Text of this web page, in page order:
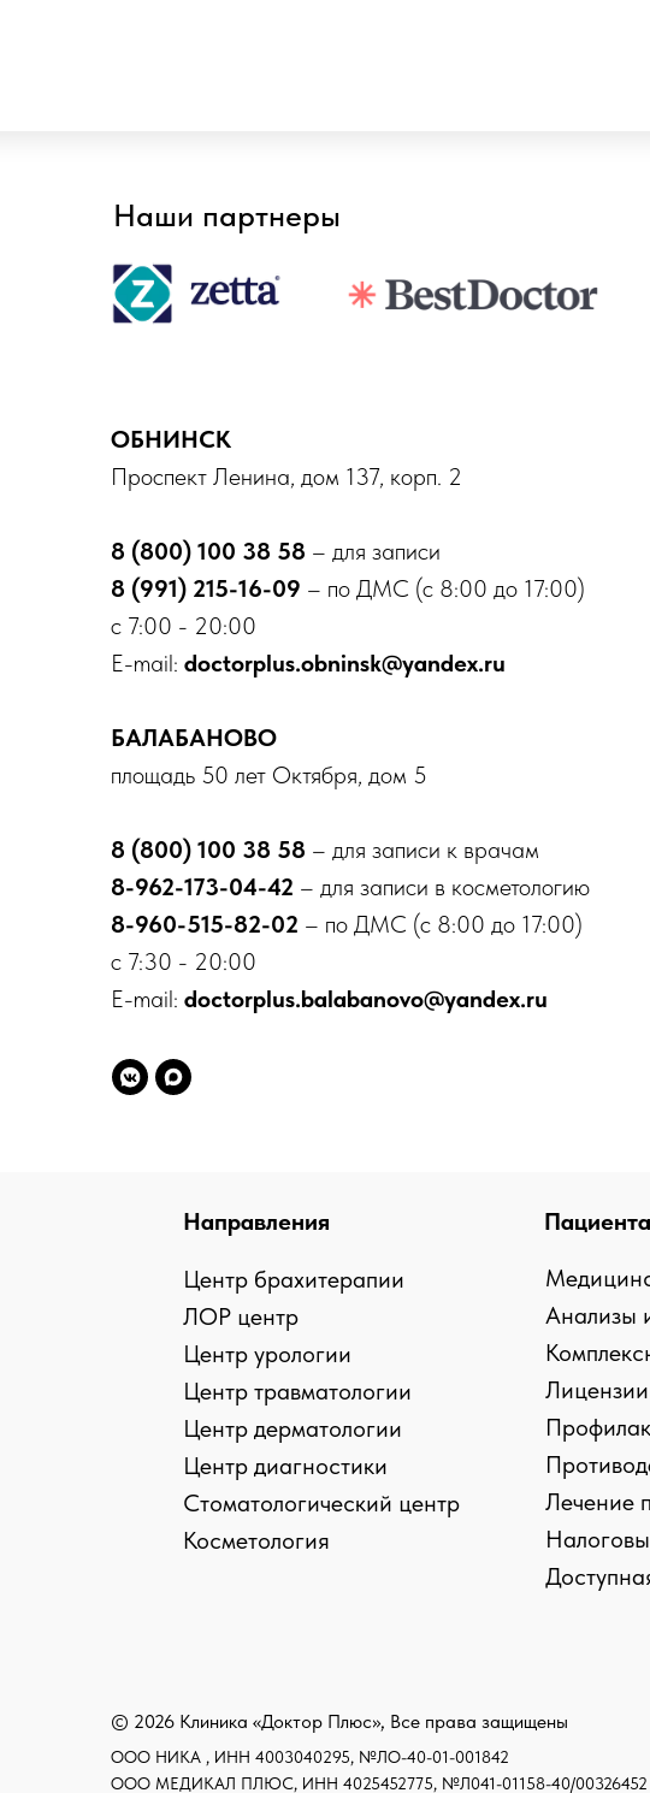
Наши партнеры
ОБНИНСК
Проспект Ленина, дом 137, корп. 2
8 (800) 100 38 58 – для записи
8 (991) 215-16-09 – по ДМС (с 8:00 до 17:00)
с 7:00 - 20:00
E-mail: doctorplus.obninsk@yandex.ru
БАЛАБАНОВО
площадь 50 лет Октября, дом 5
8 (800) 100 38 58 – для записи к врачам
8-962-173-04-42 – для записи в косметологию
8-960-515-82-02 – по ДМС (с 8:00 до 17:00)
с 7:30 - 20:00
E-mail: doctorplus.balabanovo@yandex.ru
Направления
Анализы
Лицензии
Центр брахитерапии
ЛОР центр
Центр урологии
Центр травматологии
Центр дерматологии
Центр диагностики
Стоматологический центр
Косметология
› › Предупреждение об использовании файлов cookies и сборе
› › Согласие на
© 2026 Клиника «Доктор Плюс», Все права защищены
ООО МЕДИКАЛ ПЛЮС, ИНН 4025452775, №Л041-01158-40/00326452
ООО НИКА , ИНН 4003040295, №ЛО-40-01-001842